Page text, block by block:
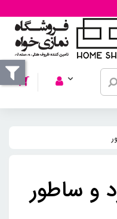
و ساطور